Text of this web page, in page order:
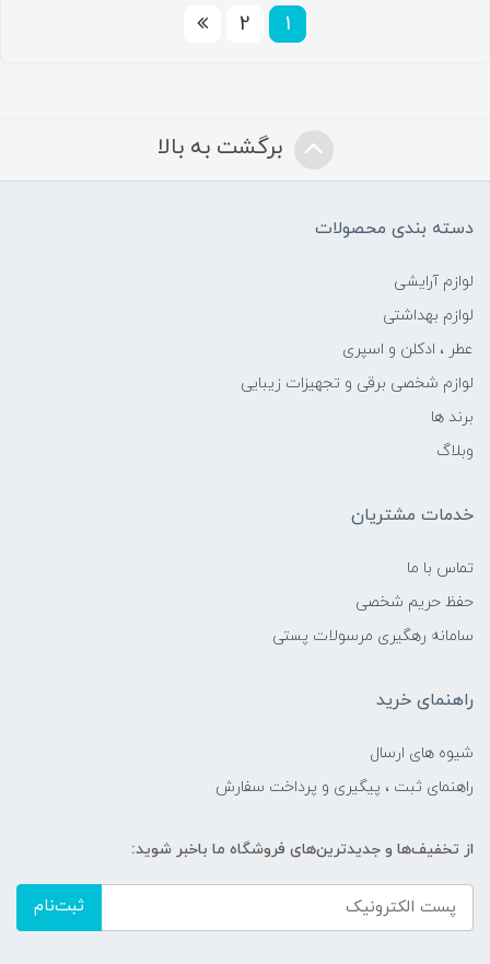
برگشت به بالا
دسته بندی محصولات
لوازم آرایشی
لوازم بهداشتی
عطر ، ادکلن و اسپری
لوازم شخصی برقی و تجهیزات زیبایی
برند ها
وبلاگ
خدمات مشتریان
تماس با ما
حفظ حریم شخصی
سامانه رهگیری مرسولات پستی
راهنمای خرید
شیوه های ارسال
راهنمای ثبت ، پیگیری و پرداخت سفارش
از تخفیف‌ها و جدیدترین‌های فروشگاه ما باخبر شوید:
ثبت‌نام